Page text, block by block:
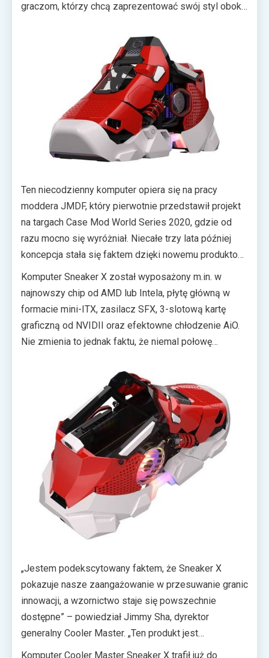
graczom, którzy chcą zaprezentować swój styl obok
obrazuje zaangażowanie firmy Cooler Master w
przesuwanie granic innowacji.
Ten niecodzienny komputer opiera się na pracy
moddera JMDF, który pierwotnie przedstawił projekt
na targach Case Mod World Series 2020, gdzie od
razu mocno się wyróżniał. Niecałe trzy lata później
koncepcja stała się faktem dzięki nowemu produktowi
od Cooler Master, który niebawem trafi do sklepów z
elektroniką.
Komputer Sneaker X został wyposażony m.in. w
najnowszy chip od AMD lub Intela, płytę główną w
formacie mini-ITX, zasilacz SFX, 3-slotową kartę
graficzną od NVIDII oraz efektowne chłodzenie AiO.
Nie zmienia to jednak faktu, że niemal połowę
powinien się świetnie prezentować niezależnie od
tego, czy będzie umieszczony na biurku lub w
„Jestem podekscytowany faktem, że Sneaker X
pokazuje nasze zaangażowanie w przesuwanie granic
innowacji, a wzornictwo staje się powszechnie
dostępne” – powiedział Jimmy Sha, dyrektor
generalny Cooler Master. „Ten produkt jest
świadectwem naszego zaangażowania w
Komputer Cooler Master Sneaker X trafił już do